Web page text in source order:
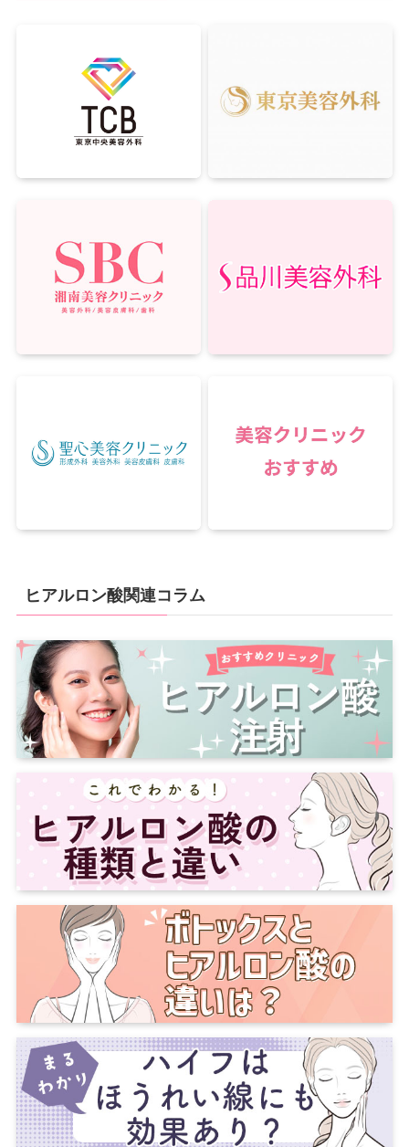
ヒアルロン酸関連コラム